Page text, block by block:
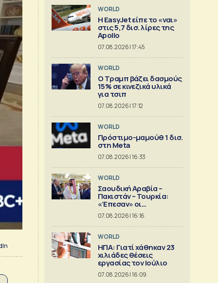
WORLD
Η EasyJet είπε το «ναι»
στις 5,7 δισ. λίρες της
Apollo
07.08.2026 | 17:45
WORLD
Ο Τραμπ βάζει δασμούς
15% σε κινεζικά υλικά
για τσιπ
07.08.2026 | 17:12
WORLD
Πρόστιμο-μαμούθ 1 δισ.
στη Meta
07.08.2026 | 16:33
WORLD
Σαουδική Αραβία –
Πακιστάν – Τουρκία:
«Έπεσαν» οι
υπογραφές στην «κοινή
αμυντική συμφωνία της
Μέκκας»
07.08.2026 | 16:16
WORLD
ΗΠΑ: Γιατί χάθηκαν 23
χιλιάδες θέσεις
εργασίας τον Ιούλιο
07.08.2026 | 16:09